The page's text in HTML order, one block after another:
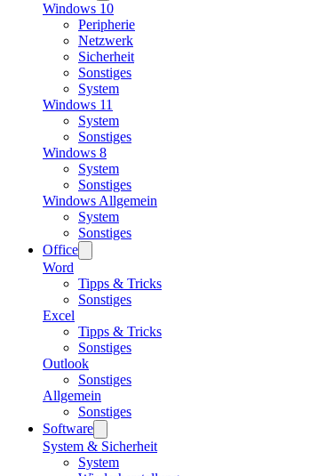
Windows 10
Peripherie
Netzwerk
Sicherheit
Sonstiges
System
Windows 11
System
Sonstiges
Windows 8
System
Sonstiges
Windows Allgemein
System
Sonstiges
Office
Word
Tipps & Tricks
Sonstiges
Excel
Tipps & Tricks
Sonstiges
Outlook
Sonstiges
Allgemein
Sonstiges
Software
System & Sicherheit
System